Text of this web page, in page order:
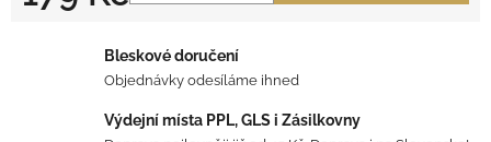
Bleskové doručení
Objednávky odesíláme ihned
Výdejní místa PPL, GLS i Zásilkovny